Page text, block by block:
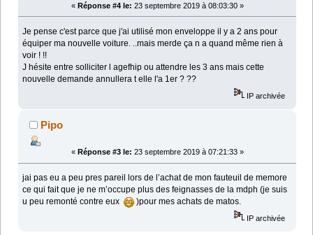
« Réponse #4 le: 23 septembre 2019 à 08:03:30 »
Je pense c'est parce que j'ai utilisé mon enveloppe il y a 2 ans pour
équiper ma nouvelle voiture. ..mais merde ça n a quand même rien à
voir ! !!
J hésite entre solliciter l agefhip ou attendre les 3 ans mais cette
nouvelle demande annullera t elle l'a 1er ? ??
IP archivée
Pipo
« Réponse #3 le: 23 septembre 2019 à 07:21:33 »
jai pas eu a peu pres pareil lors de l’achat de mon fauteuil de memore
ce qui fait que je ne m’occupe plus des feignasses de la mdph (je suis
u peu remonté contre eux
)pour mes achats de matos.
IP archivée